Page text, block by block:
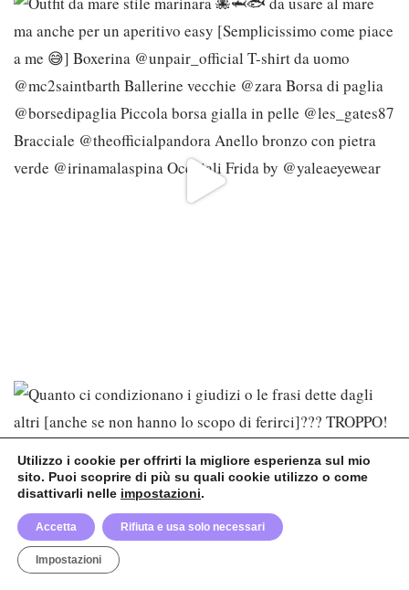
Utilizzo i cookie per offrirti la migliore esperienza sul mio
sito. Puoi scoprire di più su quali cookie utilizzo o come
disattivarli nelle impostazioni.
Accetta Rifiuta e usa solo necessari
Impostazioni